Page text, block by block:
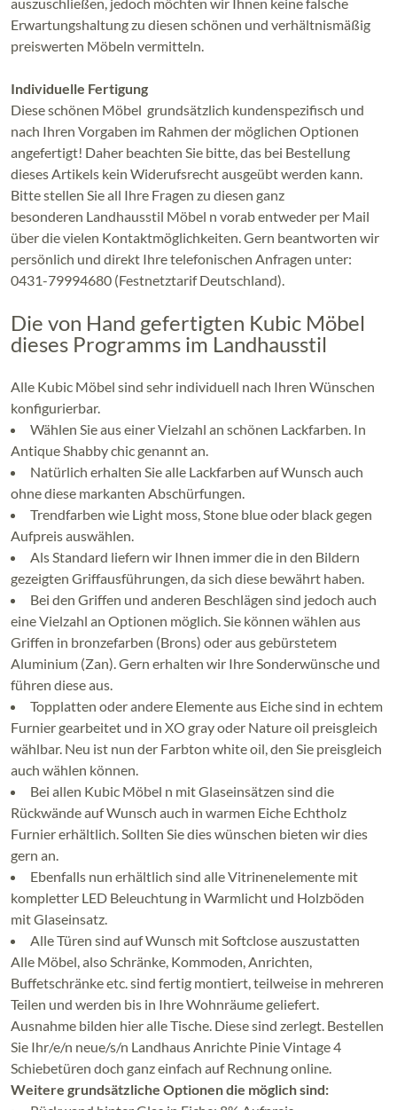
Erwartungshaltung zu diesen schönen und verhältnismäßig
preiswerten Möbeln vermitteln.
Individuelle Fertigung
Diese schönen Möbel grundsätzlich kundenspezifisch und
nach Ihren Vorgaben im Rahmen der möglichen Optionen
angefertigt! Daher beachten Sie bitte, das bei Bestellung
dieses Artikels kein Widerufsrecht ausgeübt werden kann.
Bitte stellen Sie all Ihre Fragen zu diesen ganz
besonderen Landhausstil Möbel n vorab entweder per Mail
über die vielen Kontaktmöglichkeiten. Gern beantworten wir
persönlich und direkt Ihre telefonischen Anfragen unter:
0431-79994680 (Festnetztarif Deutschland).
Die von Hand gefertigten Kubic Möbel
dieses Programms im Landhausstil
Alle Kubic Möbel sind sehr individuell nach Ihren Wünschen
konfigurierbar.
Wählen Sie aus einer Vielzahl an schönen Lackfarben. In
Antique Shabby chic genannt an.
Natürlich erhalten Sie alle Lackfarben auf Wunsch auch
ohne diese markanten Abschürfungen.
Trendfarben wie Light moss, Stone blue oder black gegen
Aufpreis auswählen.
Als Standard liefern wir Ihnen immer die in den Bildern
gezeigten Griffausführungen, da sich diese bewährt haben.
Bei den Griffen und anderen Beschlägen sind jedoch auch
eine Vielzahl an Optionen möglich. Sie können wählen aus
Griffen in bronzefarben (Brons) oder aus gebürstetem
Aluminium (Zan). Gern erhalten wir Ihre Sonderwünsche und
führen diese aus.
Topplatten oder andere Elemente aus Eiche sind in echtem
Furnier gearbeitet und in XO gray oder Nature oil preisgleich
wählbar. Neu ist nun der Farbton white oil, den Sie preisgleich
auch wählen können.
Bei allen Kubic Möbel n mit Glaseinsätzen sind die
Rückwände auf Wunsch auch in warmen Eiche Echtholz
Furnier erhältlich. Sollten Sie dies wünschen bieten wir dies
gern an.
Ebenfalls nun erhältlich sind alle Vitrinenelemente mit
kompletter LED Beleuchtung in Warmlicht und Holzböden
mit Glaseinsatz.
Alle Türen sind auf Wunsch mit Softclose auszustatten
Alle Möbel, also Schränke, Kommoden, Anrichten,
Buffetschränke etc. sind fertig montiert, teilweise in mehreren
Teilen und werden bis in Ihre Wohnräume geliefert.
Ausnahme bilden hier alle Tische. Diese sind zerlegt. Bestellen
Sie Ihr/e/n neue/s/n Landhaus Anrichte Pinie Vintage 4
Schiebetüren doch ganz einfach auf Rechnung online.
Weitere grundsätzliche Optionen die möglich sind: